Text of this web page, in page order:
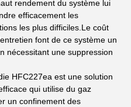
rendement du système lui
efficacement les
les plus difficiles.Le coût
font de ce système un
nécessitant une suppression
HFC227ea est une solution
qui utilise du gaz
un confinement des